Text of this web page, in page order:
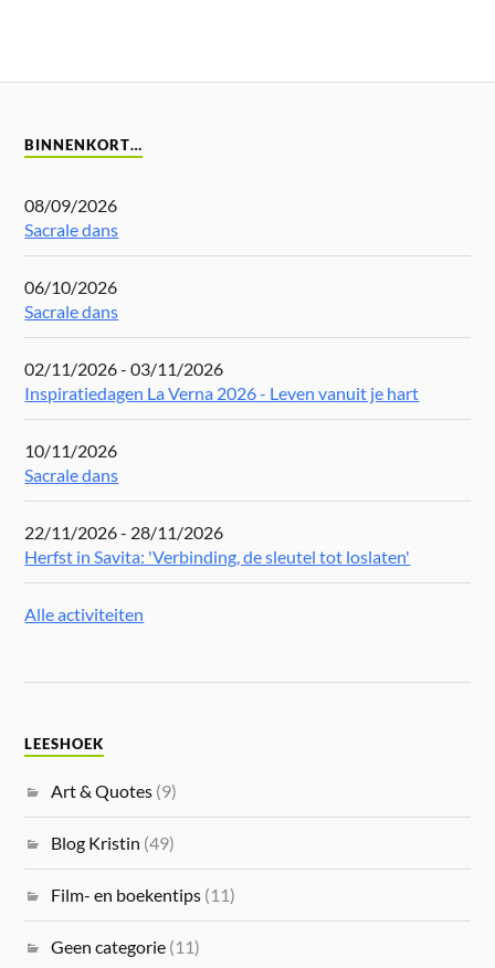
BINNENKORT…
08/09/2026
Sacrale dans
06/10/2026
Sacrale dans
02/11/2026 - 03/11/2026
Inspiratiedagen La Verna 2026 - Leven vanuit je hart
10/11/2026
Sacrale dans
22/11/2026 - 28/11/2026
Herfst in Savita: 'Verbinding, de sleutel tot loslaten'
Alle activiteiten
LEESHOEK
Art & Quotes (9)
Blog Kristin (49)
Film- en boekentips (11)
Geen categorie (11)